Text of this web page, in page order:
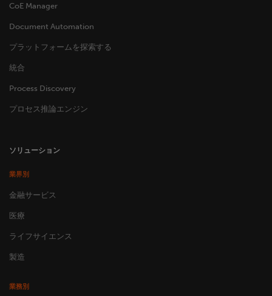
CoE Manager
Document Automation
プラットフォームを探索する
統合
Process Discovery
プロセス推論エンジン
ソリューション
業界別
金融サービス
医療
ライフサイエンス
製造
業務別